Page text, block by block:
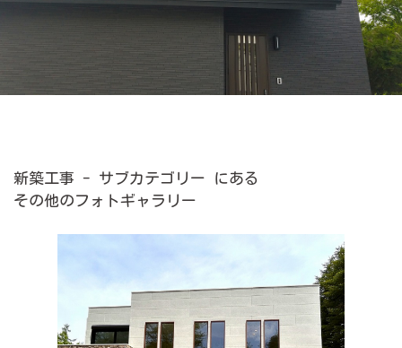
新築工事 - サブカテゴリー にある
その他のフォトギャラリー